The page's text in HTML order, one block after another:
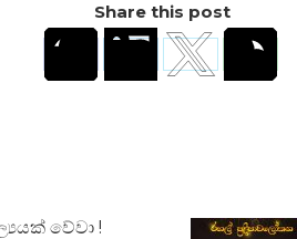
Share this post
වේවා !